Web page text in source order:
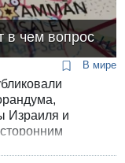
в чем вопрос
В мире
Израиля и